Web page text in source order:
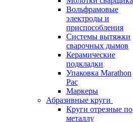
Вольфрамовые
электроды и
приспособления
Системы вытяжки
сварочных дымов
Керамические
подкладки
Упаковка Marathon
Pac
Маркеры
Абразивные круги
Круги отрезные по
металлу